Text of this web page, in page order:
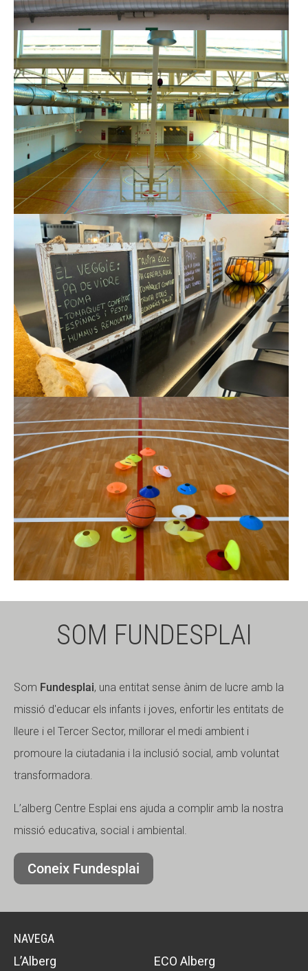
SOM FUNDESPLAI
Som Fundesplai, una entitat sense ànim de lucre amb la
missió d'educar els infants i joves, enfortir les entitats de
lleure i el Tercer Sector, millorar el medi ambient i
promoure la ciutadania i la inclusió social, amb voluntat
transformadora.
L’alberg Centre Esplai ens ajuda a complir amb la nostra
missió educativa, social i ambiental.
Coneix Fundesplai
NAVEGA
L’Alberg
ECO Alberg